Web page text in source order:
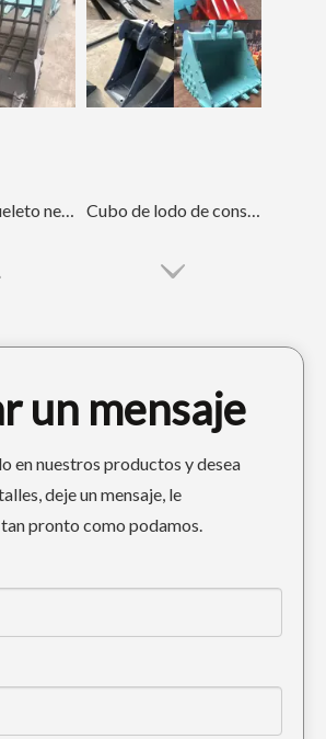
Cubo de esqueleto negro ODM para Sany215 Cubo de lodo de construcción resistente con Caterpillar E307
Mini cucharón de clasificación de lodo inclinable LinGong 210
un mensaje
en nuestros productos y desea
deje un mensaje, le
pronto como podamos.